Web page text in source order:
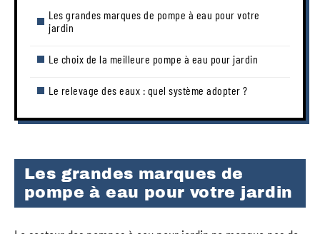
Les grandes marques de pompe à eau pour votre
jardin
Le choix de la meilleure pompe à eau pour jardin
Le relevage des eaux : quel système adopter ?
Les grandes marques de
pompe à eau pour votre jardin